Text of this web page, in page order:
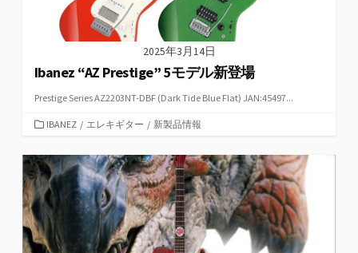
2025年3月14日
Ibanez “AZ Prestige” 5モデル新登場
Prestige Series AZ2203NT-DBF (Dark Tide Blue Flat) JAN:45497...
カ
ゴ
リ
ー
IBANEZ / エレキギター / 新製品情報